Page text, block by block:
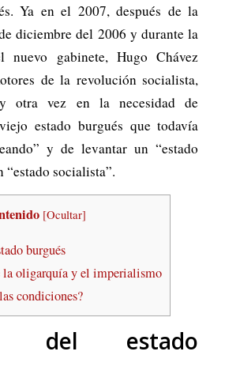
Ya en el 2007, después de la
diciembre del 2006 y durante la
nuevo gabinete, Hugo Chávez
de la revolución socialista,
otra vez en la necesidad de
estado burgués que todavía
y de levantar un “estado
socialista”.
[Ocultar]
burgués
oligarquía y el imperialismo
condiciones?
del estado